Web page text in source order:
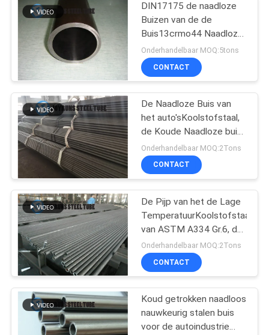
DIN17175 de naadloze
Buizen van de de
Buis13crmo44 Naadloze
Warmtewisselaar van het
Precisiestaal
Onderhandelbaar MOQ:5tons
CONTACT
De Naadloze Buis van
het auto'sKoolstofstaal,
de Koude Naadloze buis
DIN2391 ST37.4 van de
Tekeningsprecisie
Onderhandelbaar MOQ:2Tons
CONTACT
De Pijp van het de Lage
TemperatuurKoolstofstaal
van ASTM A334 Gr.6, de
Naadloze Pijpen van het
Legeringsstaal
Onderhandelbaar MOQ:2Tons
CONTACT
Koud getrokken naadloos
nauwkeurig stalen buis
voor de autoindustrie